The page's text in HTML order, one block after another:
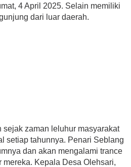
4 April 2025. Selain memiliki
dari luar daerah.
zaman leluhur masyarakat
setiap tahunnya. Penari Seblang
dan akan mengalami trance
Kepala Desa Olehsari,